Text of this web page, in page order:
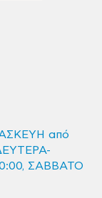
από
ΣΑΒΒΑΤΟ